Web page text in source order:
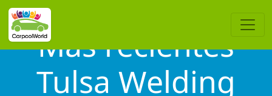
Más recientes
Tulsa Welding